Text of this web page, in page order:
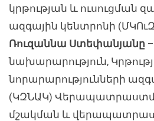
կրթության և ուսուցման
ազգային կենտրոնի
Ռուզաննա Ստեփանյանը
նախարարություն,
նորարարությունների
(ԿԶՆԱԿ)
մշակման և